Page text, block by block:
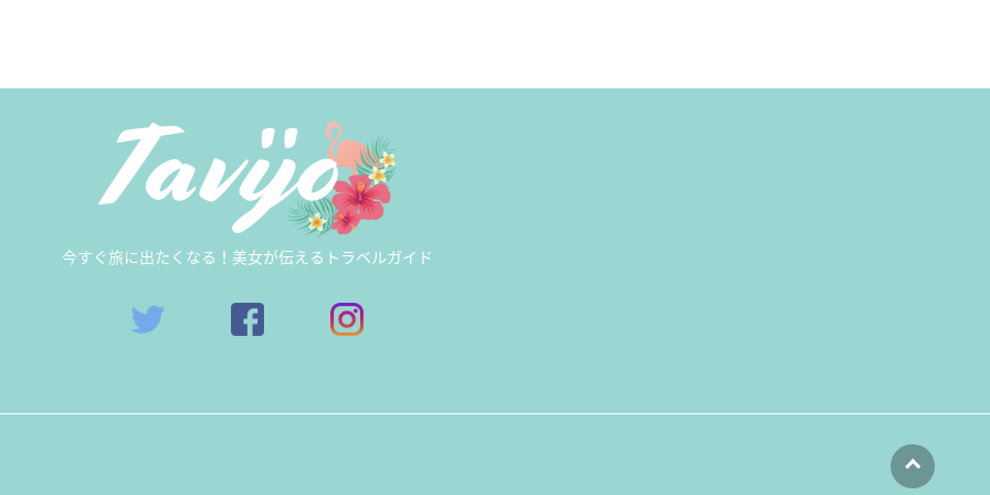
今すぐ旅に出たくなる！美女が伝えるトラベルガイド